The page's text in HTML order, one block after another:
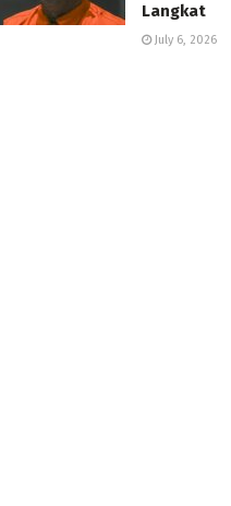
Langkat
July 6, 2026